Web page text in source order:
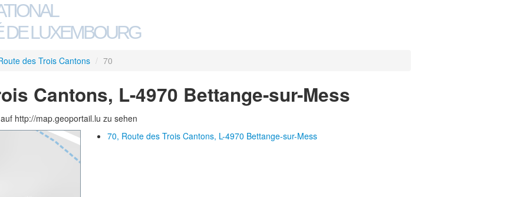
DE LUXEMBOURG
des Trois Cantons / 70
Cantons, L-4970 Bettange-sur-Mess
http://map.geoportail.lu zu sehen
70, Route des Trois Cantons, L-4970 Bettange-sur-Mess